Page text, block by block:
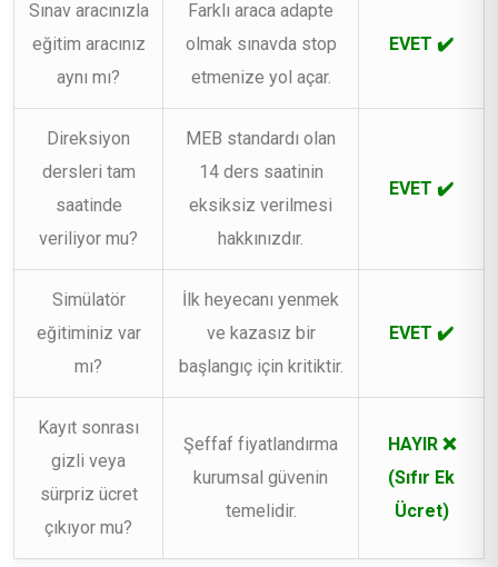
Sınav aracınızla
eğitim aracınız
aynı mı?
Farklı araca adapte
olmak sınavda stop
etmenize yol açar.
EVET ✔️
Direksiyon
dersleri tam
saatinde
veriliyor mu?
MEB standardı olan
14 ders saatinin
eksiksiz verilmesi
hakkınızdır.
EVET ✔️
Simülatör
eğitiminiz var
mı?
İlk heyecanı yenmek
ve kazasız bir
başlangıç için kritiktir.
EVET ✔️
Kayıt sonrası
gizli veya
sürpriz ücret
çıkıyor mu?
Şeffaf fiyatlandırma
kurumsal güvenin
temelidir.
HAYIR ❌
(Sıfır Ek
Ücret)